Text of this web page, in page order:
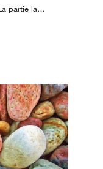
partie la…